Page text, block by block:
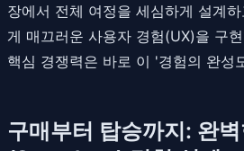
장에서 전체 여정을 세심하게 설계
게 매끄러운 사용자 경험(UX)을 구
핵심 경쟁력은 바로 이 '경험의 완성
구매부터 탑승까지: 완